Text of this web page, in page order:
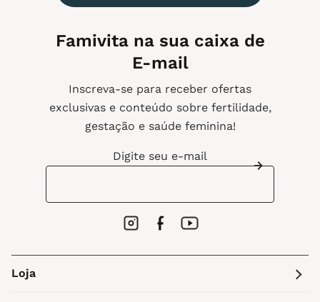
Famivita na sua caixa de
E-mail
Inscreva-se para receber ofertas
exclusivas e conteúdo sobre fertilidade,
gestação e saúde feminina!
Digite seu e-mail
Loja